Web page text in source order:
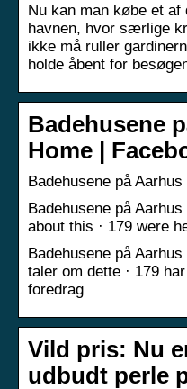
Nu kan man købe et af
havnen, hvor særlige
ikke må ruller
holde åbent for
Badehusene
Home |
Badehusene på
Badehusene på
about this · 179 were
Badehusene på
taler om dette · 179
foredrag
Vild pris: Nu
udbudt perle